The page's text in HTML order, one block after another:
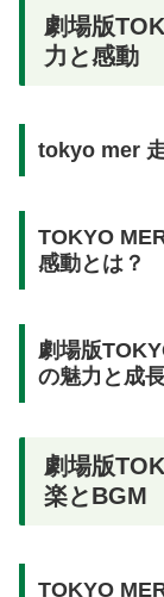
劇場版
力と感動
tokyo mer
TOKYO
感動とは？
劇場版
の魅力と成
劇場版
楽とBGM
TOKYO